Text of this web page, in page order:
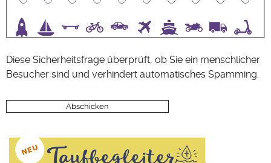
Diese Sicherheitsfrage überprüft, ob Sie ein menschlicher
Besucher sind und verhindert automatisches Spamming.